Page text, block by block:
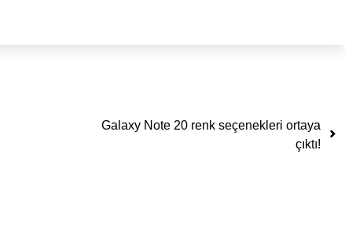
Galaxy Note 20 renk seçenekleri ortaya
çıktı!